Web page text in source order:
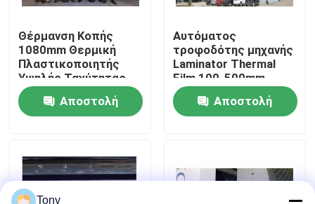
Ειδήσεις
Υποθέσεις
Laminator φλαούτων μηχανή
Θέρμανση Κοπής
1080mm Θερμική
Πλαστικοποιητής
Υψηλής Ταχύτητας
Αποστολή
Αυτόματος
τροφοδότης μηχανής
Laminator Thermal
Film 100-500mm
Αποστολή
Tony